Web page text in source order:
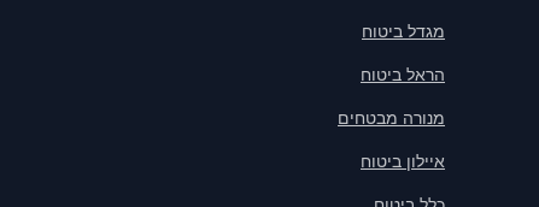
מגדל ביטוח
הראל ביטוח
מנורה מבטחים
איילון ביטוח